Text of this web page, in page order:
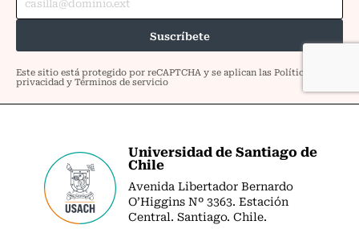
Universidad de Santiago de
Chile
Avenida Libertador Bernardo
O’Higgins Nº 3363. Estación
Central. Santiago. Chile.